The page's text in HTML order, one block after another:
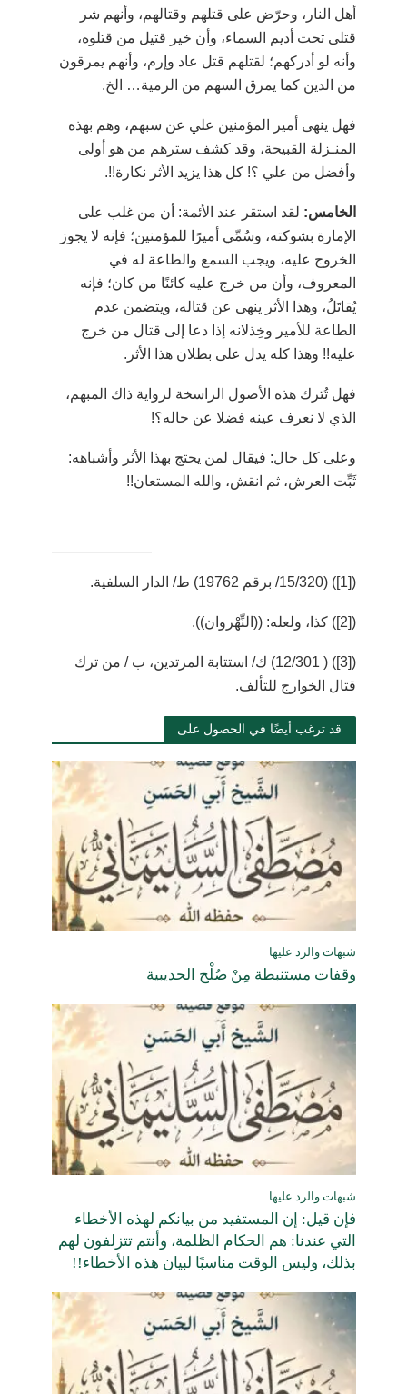
أهل النار، وحرّض على قتلهم وقتالهم، وأنهم شر
قتلى تحت أديم السماء، وأن خير قتيل من قتلوه،
وأنه لو أدركهم؛ لقتلهم قتل عاد وإرم، وأنهم يمرقون
من الدين كما يمرق السهم من الرمية… الخ.
فهل ينهى أمير المؤمنين علي عن سبهم، وهم بهذه
المنـزلة القبيحة، وقد كشف سترهم من هو أولى
وأفضل من علي ؟! كل هذا يزيد الأثر نكارة!!.
الخامس: لقد استقر عند الأئمة: أن من غلب على
الإمارة بشوكته، وسُمِّي أميرًا للمؤمنين؛ فإنه لا يجوز
الخروج عليه، ويجب السمع والطاعة له في
المعروف، وأن من خرج عليه كائنًا من كان؛ فإنه
يُقاتَلُ، وهذا الأثر ينهى عن قتاله، ويتضمن عدم
الطاعة للأمير وخِذلانه إذا دعا إلى قتال من خرج
عليه!! وهذا كله يدل على بطلان هذا الأثر.
فهل تُترك هذه الأصول الراسخة لرواية ذاك المبهم،
الذي لا نعرف عينه فضلا عن حاله؟!
وعلى كل حال: فيقال لمن يحتج بهذا الأثر وأشباهه:
ثَبِّت العرش، ثم انقش، والله المستعان!!
(
[1]) (15/320/ برقم 19762) ط/ الدار السلفية.
(
[2]) كذا، ولعله: ((النِّهْروان)).
(
[3]
) ( 12/301) ك/ استتابة المرتدين، ب / من ترك
قتال الخوارج للتألف.
قد ترغب أيضًا في الحصول على
شبهات والرد عليها
وقفات مستنبطة مِنْ صُلْح الحديبية
شبهات والرد عليها
فإن قيل: إن المستفيد من بيانكم لهذه الأخطاء
التي عندنا: هم الحكام الظلمة، وأنتم تتزلفون لهم
بذلك، وليس الوقت مناسبًا لبيان هذه الأخطاء!!